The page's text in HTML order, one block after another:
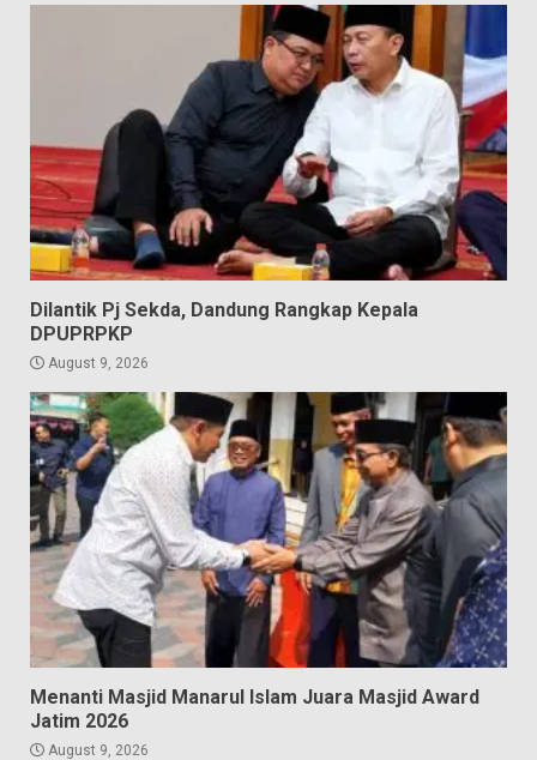
Dilantik Pj Sekda, Dandung Rangkap Kepala
DPUPRPKP
August 9, 2026
Menanti Masjid Manarul Islam Juara Masjid Award
Jatim 2026
August 9, 2026